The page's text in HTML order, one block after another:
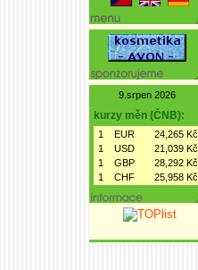
9.srpen 2026
kurzy měn (ČNB):
1 EUR
24,265 Kč
1
USD
21,039 Kč
1
GBP
28,292 Kč
1
CHF 25,958 Kč